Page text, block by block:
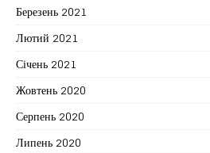
Березень 2021
Лютий 2021
Січень 2021
Жовтень 2020
Серпень 2020
Липень 2020